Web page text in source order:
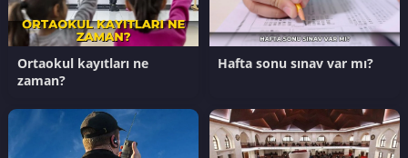
Ortaokul kayıtları ne
zaman?
Hafta sonu sınav var mı?